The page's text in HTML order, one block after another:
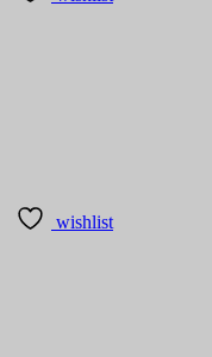
wishlist